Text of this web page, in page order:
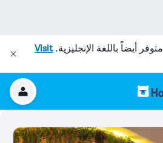
متوفر أيضاً باللغة الإنجليزية.Visit